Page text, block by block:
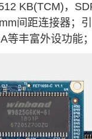
KB(TCM)，
间距连接器；
等丰富外设功能